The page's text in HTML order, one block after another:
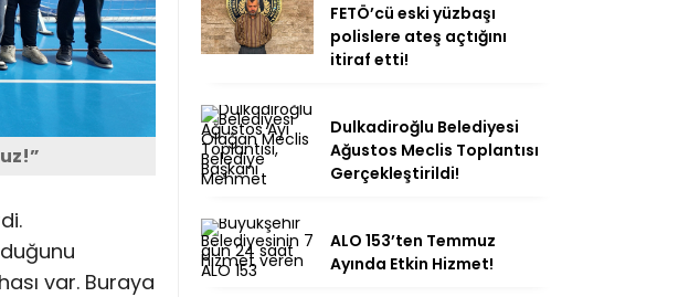
var. Buraya
FETÖ’cü eski yüzbaşı
polislere ateş açtığını
itiraf etti!
Dulkadiroğlu Belediyesi
Ağustos Meclis Toplantısı
Gerçekleştirildi!
ALO 153’ten Temmuz
Ayında Etkin Hizmet!